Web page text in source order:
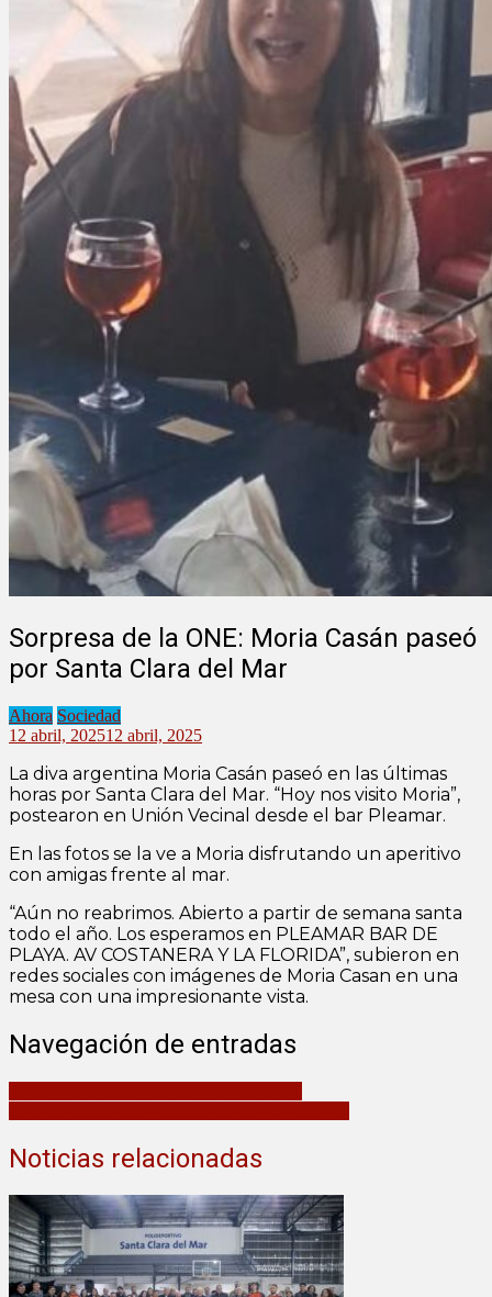
Sorpresa de la ONE: Moria Casán paseó
por Santa Clara del Mar
Ahora Sociedad
12 abril, 202512 abril, 2025
La diva argentina Moria Casán paseó en las últimas
horas por Santa Clara del Mar. “Hoy nos visito Moria”,
postearon en Unión Vecinal desde el bar Pleamar.
En las fotos se la ve a Moria disfrutando un aperitivo
con amigas frente al mar.
“Aún no reabrimos. Abierto a partir de semana santa
todo el año. Los esperamos en PLEAMAR BAR DE
PLAYA. AV COSTANERA Y LA FLORIDA”, subieron en
redes sociales con imágenes de Moria Casan en una
mesa con una impresionante vista.
Navegación de entradas
Noticias relacionadas